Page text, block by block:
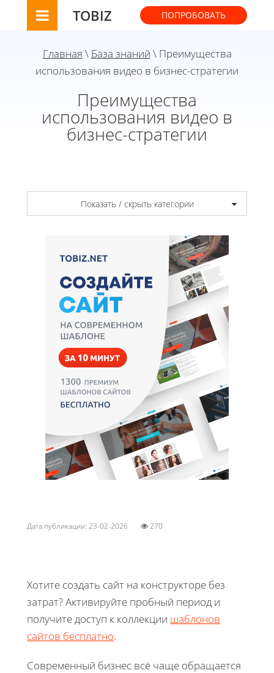
TOBIZ ПОПРОБОВАТЬ
Главная \ База знаний \ Преимущества
использования видео в бизнес-стратегии
Преимущества
использования видео в
бизнес-стратегии
Показать / скрыть категории
Дата публикации: 23-02-2026 270
Хотите создать сайт на конструкторе без
затрат? Активируйте пробный период и
получите доступ к коллекции шаблонов
сайтов бесплатно.
Современный бизнес всё чаще обращается